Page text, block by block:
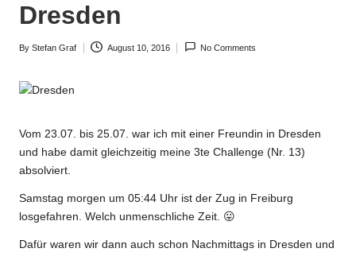
Dresden
Posted
By Stefan Graf August 10, 2016 No Comments
Vom 23.07. bis 25.07. war ich mit einer Freundin in Dresden
und habe damit gleichzeitig meine 3te Challenge (Nr. 13)
absolviert.
Samstag morgen um 05:44 Uhr ist der Zug in Freiburg
losgefahren. Welch unmenschliche Zeit. 😛
Dafür waren wir dann auch schon Nachmittags in Dresden und